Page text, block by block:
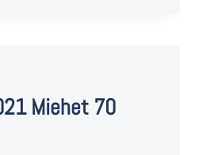
Miehet 70